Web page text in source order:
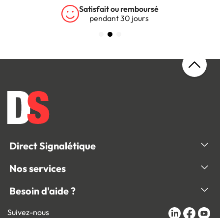
Satisfait ou remboursé
pendant 30 jours
Direct Signalétique
Nos services
Besoin d'aide ?
Suivez-nous